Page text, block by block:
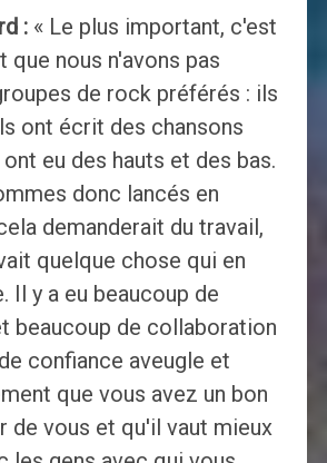
:« Le plus important, c'est
que nous n'avons pas
de rock préférés : ils
ont écrit des chansons
eu des hauts et des bas.
donc lancés en
demanderait du travail,
quelque chose qui en
Il y a eu beaucoup de
beaucoup de collaboration
confiance aveugle et
que vous avez un bon
de vous et qu'il vaut mieux